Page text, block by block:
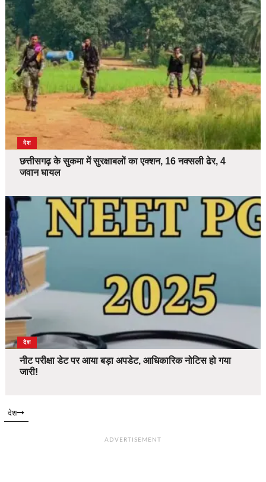
देश
छत्तीसगढ़ के सुकमा में सुरक्षाबलों का एक्शन, 16 नक्सली ढेर, 4
जवान घायल
देश
नीट परीक्षा डेट पर आया बड़ा अपडेट, आधिकारिक नोटिस हो गया
जारी!
देश
ADVERTISEMENT